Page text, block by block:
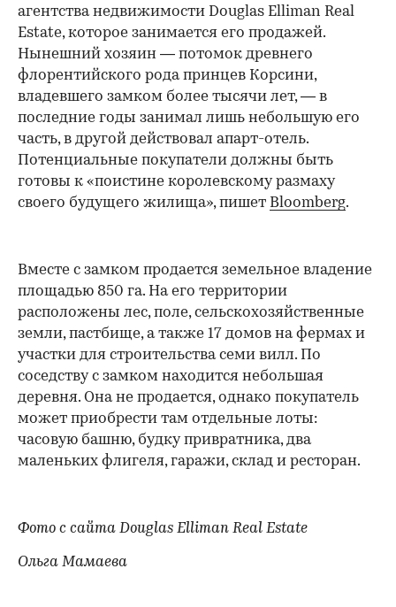
агентства недвижимости Douglas Elliman Real
Estate, которое занимается его продажей.
Нынешний хозяин — потомок древнего
флорентийского рода принцев Корсини,
владевшего замком более тысячи лет, — в
последние годы занимал лишь небольшую его
часть, в другой действовал апарт-отель.
Потенциальные покупатели должны быть
готовы к «поистине королевскому размаху
своего будущего жилища», пишет Bloomberg.
Вместе с замком продается земельное владение
площадью 850 га. На его территории
расположены лес, поле, сельскохозяйственные
земли, пастбище, а также 17 домов на фермах и
участки для строительства семи вилл. По
соседству с замком находится небольшая
деревня. Она не продается, однако покупатель
может приобрести там отдельные лоты:
часовую башню, будку привратника, два
маленьких флигеля, гаражи, склад и ресторан.
Фото с сайта Douglas Elliman Real Estate
Ольга Мамаева